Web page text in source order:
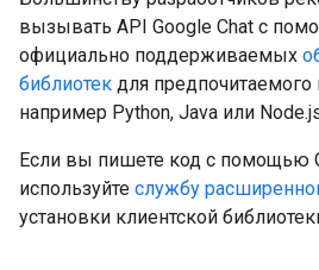
вызывать API Google Chat с
официально поддерживаемых
библиотек для
например Python, Java или
Если вы пишете код с помощью
используйте службу
установки клиентской